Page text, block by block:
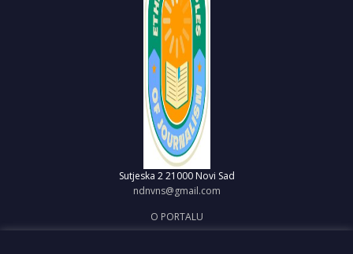
Sutjeska 2 21000 Novi Sad
ndnvns@gmail.com
O PORTALU